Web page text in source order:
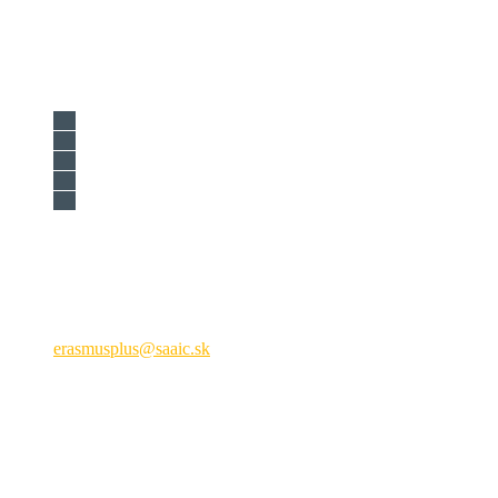
erasmusplus@saaic.sk